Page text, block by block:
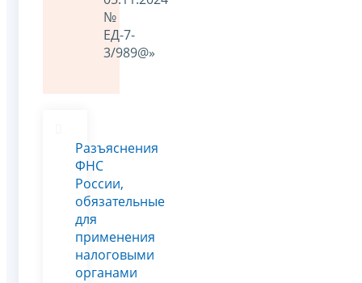
№
ЕД-7-
3/989@»
Разъяснения
ФНС
России,
обязательные
для
применения
налоговыми
органами